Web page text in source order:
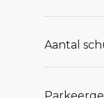
Aantal